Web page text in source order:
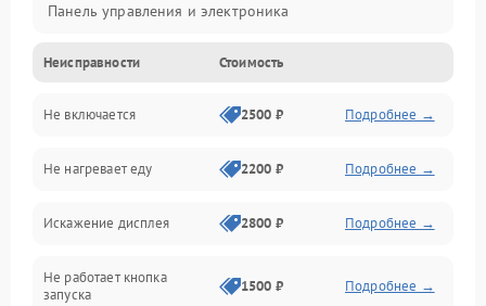
Панель управления и электроника
Дверца и корпус
Механика и внутренние элементы
Механические повреждения
Питание и запуск
Нагрев и приготовление
Неисправности Стоимость
Не включается 2500 ₽ Подробнее →
Не нагревает еду 2200 ₽ Подробнее →
Искажение дисплея 2800 ₽ Подробнее →
Не работает кнопка
запуска
1500 ₽ Подробнее →